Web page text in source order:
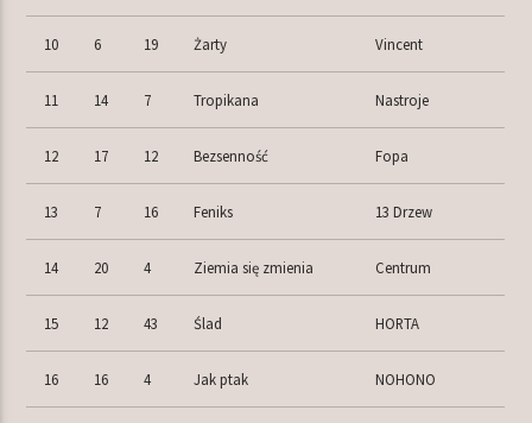
10 6 19 Żarty Vincent
11 14 7 Tropikana Nastroje
12 17 12 Bezsenność Fopa
13 7 16 Feniks 13 Drzew
14 20 4 Ziemia się zmienia Centrum
15 12 43 Ślad HORTA
16 16 4 Jak ptak NOHONO